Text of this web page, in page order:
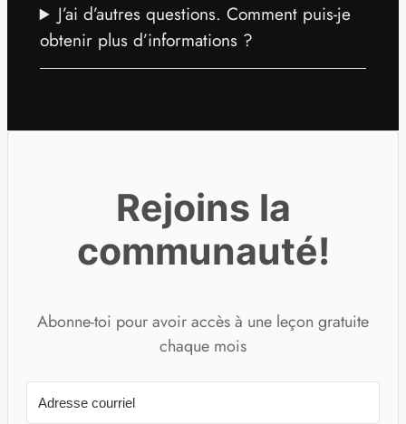
J’ai d’autres questions. Comment puis-je
obtenir plus d’informations ?
Rejoins la
communauté!
Abonne-toi pour avoir accès à une leçon gratuite
chaque mois